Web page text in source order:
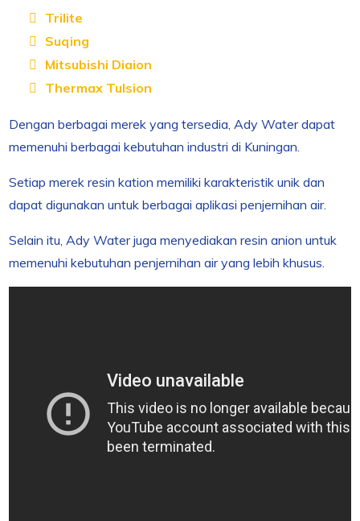
Trilite
Suqing
Mitsubishi Diaion
Thermax Tulsion
Dengan berbagai merek yang tersedia, Ady Water dapat
memenuhi berbagai kebutuhan industri di Kuningan.
Setiap merek resin kation memiliki karakteristik unik dan
dapat digunakan untuk berbagai aplikasi penjernihan air.
Selain itu, Ady Water juga menyediakan resin anion untuk
memenuhi kebutuhan penjernihan air yang lebih khusus.